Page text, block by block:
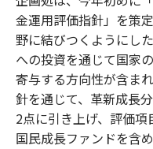
金運用評価指針」を策
野に結びつくようにし
への投資を通じて国家
寄与する方向性が含ま
針を通じて、革新成長
2点に引き上げ、評価
国民成長ファンドを含め